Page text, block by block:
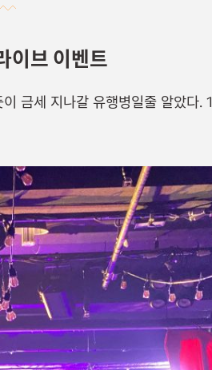
이브 이벤트
금세 지나갈 유행병일줄 알았다.